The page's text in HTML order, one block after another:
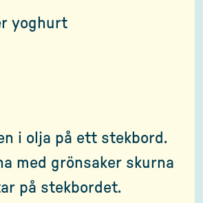
yoghurt
i olja på ett stekbord.
med grönsaker skurna
på stekbordet.